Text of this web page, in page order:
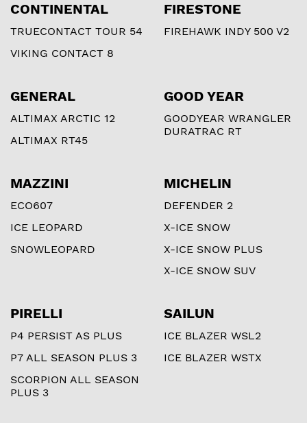
CONTINENTAL
TRUECONTACT TOUR 54
VIKING CONTACT 8
FIRESTONE
FIREHAWK INDY 500 V2
GENERAL
ALTIMAX ARCTIC 12
ALTIMAX RT45
GOOD YEAR
GOODYEAR WRANGLER
DURATRAC RT
MAZZINI
ECO607
ICE LEOPARD
SNOWLEOPARD
MICHELIN
DEFENDER 2
X-ICE SNOW
X-ICE SNOW PLUS
X-ICE SNOW SUV
PIRELLI
P4 PERSIST AS PLUS
P7 ALL SEASON PLUS 3
SCORPION ALL SEASON
PLUS 3
SAILUN
ICE BLAZER WSL2
ICE BLAZER WSTX